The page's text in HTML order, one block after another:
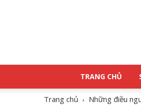
TRANG CHỦ
Trang chủ Những điều